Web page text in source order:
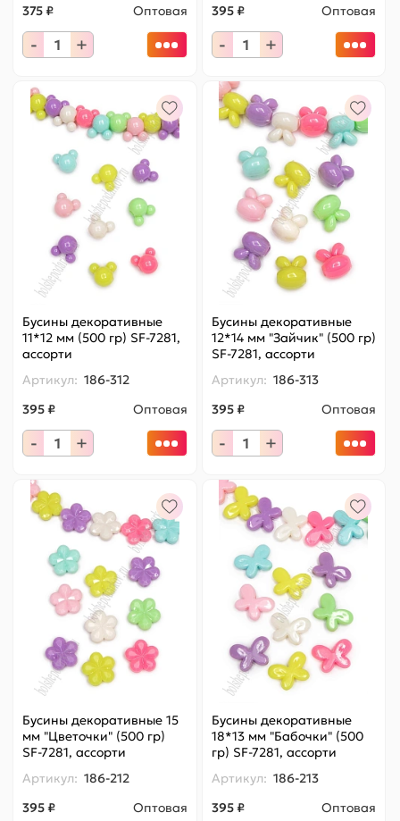
375 ₽
Оптовая
- +
395 ₽
Оптовая
- +
Бусины декоративные
11*12 мм (500 гр) SF-7281,
ассорти
Артикул: 186-312
395 ₽
Оптовая
- +
Бусины декоративные
12*14 мм "Зайчик" (500 гр)
SF-7281, ассорти
Артикул: 186-313
395 ₽
Оптовая
- +
Бусины декоративные 15
мм "Цветочки" (500 гр)
SF-7281, ассорти
Артикул: 186-212
395 ₽
Оптовая
Бусины декоративные
18*13 мм "Бабочки" (500
гр) SF-7281, ассорти
Артикул: 186-213
395 ₽
Оптовая